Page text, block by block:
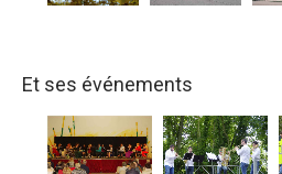
Et ses événements